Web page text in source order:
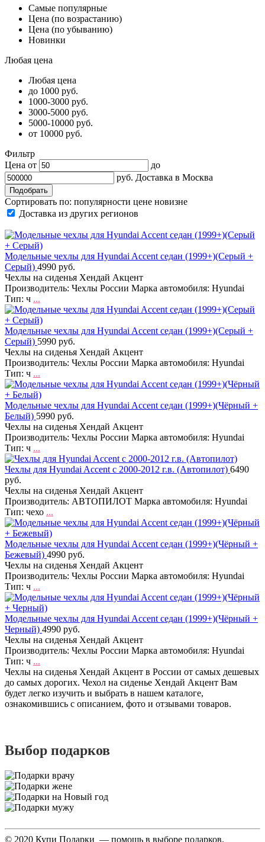
Самые популярные
Цена (по возрастанию)
Цена (по убыванию)
Новинки
Любая цена
Любая цена
до 1000 руб.
1000-3000 руб.
3000-5000 руб.
5000-10000 руб.
от 10000 руб.
Фильтр
Цена от
до
руб. Доставка в Москва
Сортировать по: популярности цене новизне
Доставка из других регионов
Модельные чехлы для Hyundai Accent седан (1999+)(Серый +
Серый) 4990 руб.
Чехлы на сиденья Хендай Акцент
Производитель: Чехлы России Марка автомобиля: Hyundai
Тип: ч ...
Модельные чехлы для Hyundai Accent седан (1999+)(Серый +
Серый) 5990 руб.
Чехлы на сиденья Хендай Акцент
Производитель: Чехлы России Марка автомобиля: Hyundai
Тип: ч ...
Модельные чехлы для Hyundai Accent седан (1999+)(Чёрный +
Белый) 5990 руб.
Чехлы на сиденья Хендай Акцент
Производитель: Чехлы России Марка автомобиля: Hyundai
Тип: ч ...
Чехлы для Hyundai Accent с 2000-2012 г.в. (Автопилот) 6490
руб.
Чехлы на сиденья Хендай Акцент
Производитель: АВТОПИЛОТ Марка автомобиля: Hyundai
Тип: чехо ...
Модельные чехлы для Hyundai Accent седан (1999+)(Чёрный +
Бежевый) 4990 руб.
Чехлы на сиденья Хендай Акцент
Производитель: Чехлы России Марка автомобиля: Hyundai
Тип: ч ...
Модельные чехлы для Hyundai Accent седан (1999+)(Чёрный +
Черный) 4990 руб.
Чехлы на сиденья Хендай Акцент
Производитель: Чехлы России Марка автомобиля: Hyundai
Тип: ч ...
Чехлы на сиденья Хендай Акцент в России от самых дешевых
до самых дорогих. Чехол на сиденье Хендай Акцент Вам
будет легко изучить и выбрать в нашем каталоге,
ознакомившись с описанием, фото и отзывами товаров.
Выбор подарков
© 2020 Купи Подарки — помощь в выборе подарков.